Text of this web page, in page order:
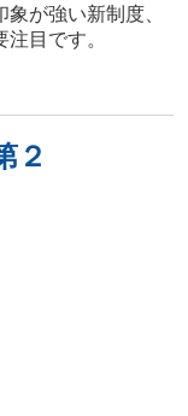
が強い新制度、
目です。
２